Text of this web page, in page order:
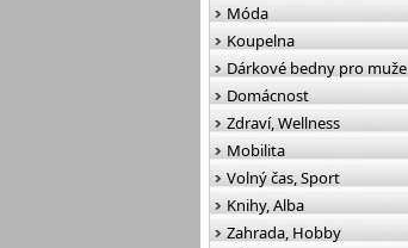
Móda
Koupelna
Dárkové bedny pro muže
Domácnost
Zdraví, Wellness
Mobilita
Volný čas, Sport
Knihy, Alba
Zahrada, Hobby